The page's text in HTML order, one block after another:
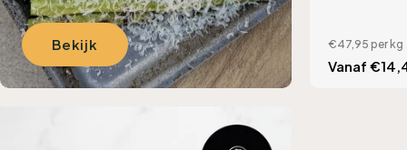
Bekijk €47,95 per kg
Translation
Vanaf